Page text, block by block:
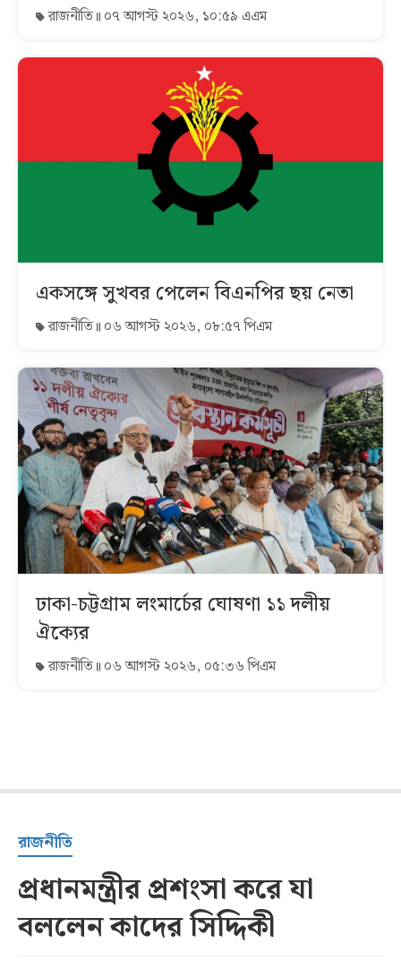
রাজনীতি ০৭ আগস্ট ২০২৬, ১০:৫৯ এএম
একসঙ্গে সুখবর পেলেন বিএনপির ছয় নেতা
রাজনীতি ০৬ আগস্ট ২০২৬, ০৮:৫৭ পিএম
ঢাকা-চট্টগ্রাম লংমার্চের ঘোষণা ১১ দলীয়
ঐক্যের
রাজনীতি ০৬ আগস্ট ২০২৬, ০৫:৩৬ পিএম
রাজনীতি
প্রধানমন্ত্রীর প্রশংসা করে যা
বললেন কাদের সিদ্দিকী